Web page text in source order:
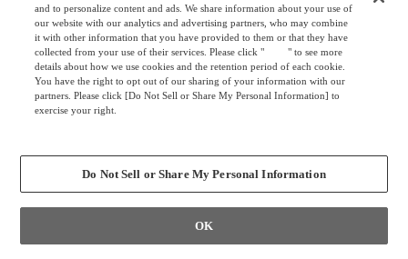
対向連結材（オプション）
対向レイアウト時にデスク同士を連結し、適切なクリアラン
and to personalize content and ads. We share information about your use of
our website with our analytics and advertising partners, who may combine
it with other information that you have provided to them or that they have
collected from your use of their services. Please click "
here" to see more
details about how we use cookies and the retention period of each cookie.
You have the right to opt out of our sharing of your information with our
partners. Please click [Do Not Sell or Share My Personal Information] to
exercise your right.
Do Not Sell or Share My Personal Information
OK